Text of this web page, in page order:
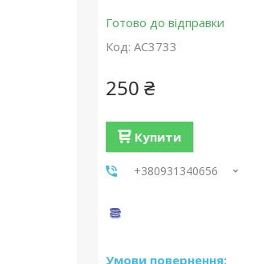
Готово до відправки
Код: AC3733
250 ₴
Купити
+380931340656